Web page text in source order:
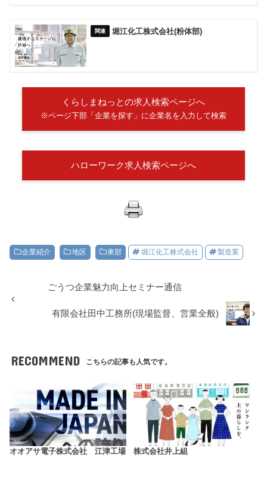
堀江化工株式会社(粉体部)
くらしまねっとの求人検索ページへ
※ページ下部「企業を探す」に企業名を入力して検索
ハローワーク求人検索ページへ
企業紹介 地区 東部 堀江化工株式会社 製造業
ごうつ企業魅力向上セミナー通信
有限会社田中工務所(現場監督、営業全般)
RECOMMEND こちらの記事も人気です。
オオアサ電子株式会社 江津工場 株式会社井上組